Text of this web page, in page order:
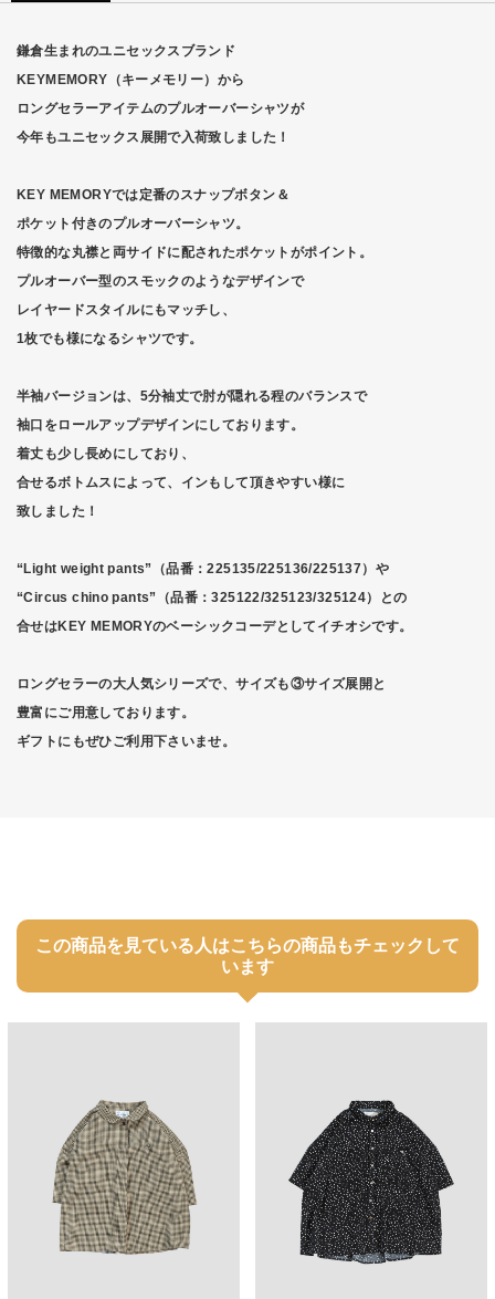
鎌倉生まれのユニセックスブランド
KEYMEMORY（キーメモリー）から
ロングセラーアイテムのプルオーバーシャツが
今年もユニセックス展開で入荷致しました！
KEY MEMORYでは定番のスナップボタン＆
ポケット付きのプルオーバーシャツ。
特徴的な丸襟と両サイドに配されたポケットがポイント。
プルオーバー型のスモックのようなデザインで
レイヤードスタイルにもマッチし、
1枚でも様になるシャツです。
半袖バージョンは、5分袖丈で肘が隠れる程のバランスで
袖口をロールアップデザインにしております。
着丈も少し長めにしており、
合せるボトムスによって、インもして頂きやすい様に
致しました！
“Light weight pants”（品番：225135/225136/225137）や
“Circus chino pants”（品番：325122/325123/325124）との
合せはKEY MEMORYのベーシックコーデとしてイチオシです。
ロングセラーの大人気シリーズで、サイズも③サイズ展開と
豊富にご用意しております。
ギフトにもぜひご利用下さいませ。
この商品を見ている人はこちらの商品もチェックして
います